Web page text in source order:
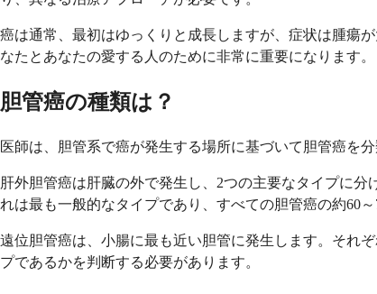
癌は通常、最初はゆっくりと成長しますが、症状は腫瘍
なたとあなたの愛する人のために非常に重要になります。
胆管癌の種類は？
医師は、胆管系で癌が発生する場所に基づいて胆管癌を
肝外胆管癌は肝臓の外で発生し、2つの主要なタイプに
れは最も一般的なタイプであり、すべての胆管癌の約60～
遠位胆管癌は、小腸に最も近い胆管に発生します。それ
プであるかを判断する必要があります。